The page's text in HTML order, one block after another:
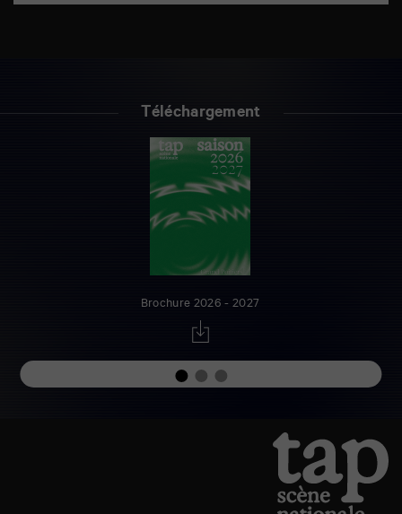
Téléchargement
Brochure 2026 - 2027